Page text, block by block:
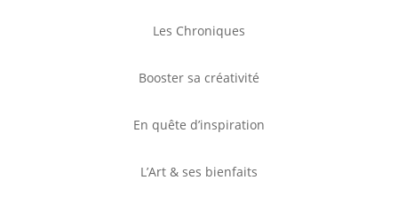
Les Chroniques
Booster sa créativité
En quête d’inspiration
L’Art & ses bienfaits